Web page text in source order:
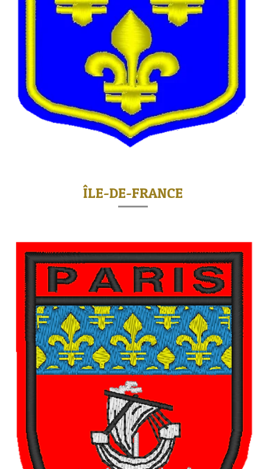
ÎLE-DE-FRANCE